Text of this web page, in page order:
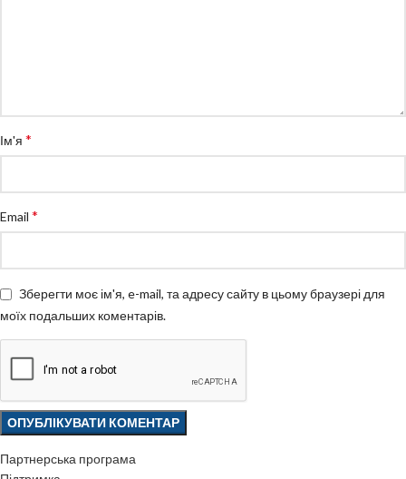
Ім'я *
Email *
Зберегти моє ім'я, e-mail, та адресу сайту в цьому браузері для
моїх подальших коментарів.
Партнерська програма